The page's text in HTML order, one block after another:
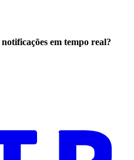
notificações em tempo real?